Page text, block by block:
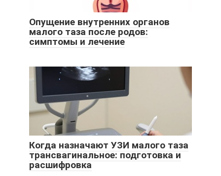
Опущение внутренних органов
малого таза после родов:
симптомы и лечение
Когда назначают УЗИ малого таза
трансвагинальное: подготовка и
расшифровка